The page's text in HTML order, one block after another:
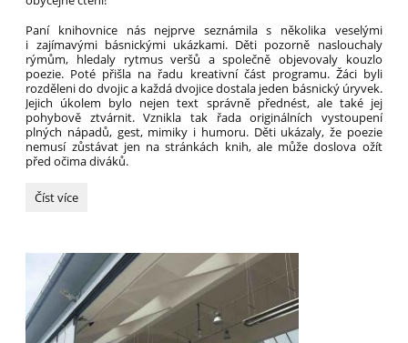
Paní knihovnice nás nejprve seznámila s několika veselými
i zajímavými básnickými ukázkami. Děti pozorně naslouchaly
rýmům, hledaly rytmus veršů a společně objevovaly kouzlo
poezie. Poté přišla na řadu kreativní část programu. Žáci byli
rozděleni do dvojic a každá dvojice dostala jeden básnický úryvek.
Jejich úkolem bylo nejen text správně přednést, ale také jej
pohybově ztvárnit. Vznikla tak řada originálních vystoupení
plných nápadů, gest, mimiky i humoru. Děti ukázaly, že poezie
nemusí zůstávat jen na stránkách knih, ale může doslova ožít
před očima diváků.
Když
knihovně:
Číst více